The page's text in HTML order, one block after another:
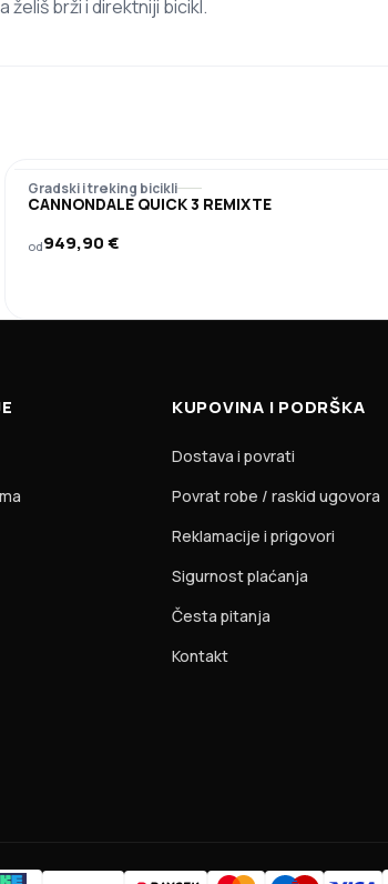
brži i direktniji bicikl.
Gradski i treking bicikli
CANNONDALE QUICK 3 REMIXTE
od949,90€
KUPOVINA I PODRŠKA
Dostava i povrati
Povrat robe / raskid ugovora
Reklamacije i prigovori
Sigurnost plaćanja
Česta pitanja
Kontakt